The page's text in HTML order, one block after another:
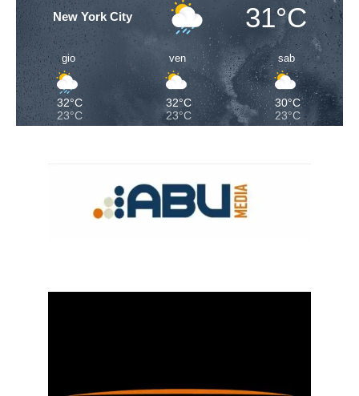
New York City 31°C
gio
32°C
23°C
ven
32°C
23°C
sab
30°C
23°C